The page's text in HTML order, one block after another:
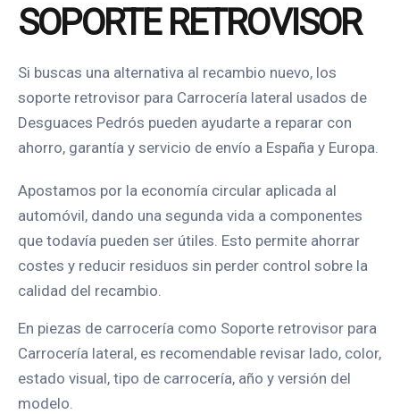
SOPORTE RETROVISOR
Si buscas una alternativa al recambio nuevo, los
soporte retrovisor para Carrocería lateral usados de
Desguaces Pedrós pueden ayudarte a reparar con
ahorro, garantía y servicio de envío a España y Europa.
Apostamos por la economía circular aplicada al
automóvil, dando una segunda vida a componentes
que todavía pueden ser útiles. Esto permite ahorrar
costes y reducir residuos sin perder control sobre la
calidad del recambio.
En piezas de carrocería como Soporte retrovisor para
Carrocería lateral, es recomendable revisar lado, color,
estado visual, tipo de carrocería, año y versión del
modelo.